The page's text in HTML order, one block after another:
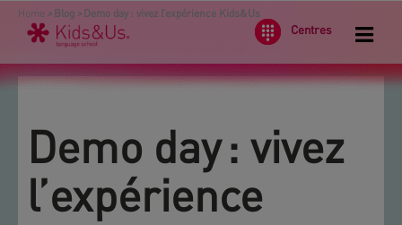
Centres
Home > Blog > Demo day : vivez l’expérience Kids&Us
Demo day : vivez
l’expérience